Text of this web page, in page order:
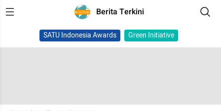
Berita Terkini
SATU Indonesia Awards Green Initiative